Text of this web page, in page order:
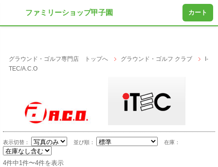
グラウンド・ゴルフ専門店 トップへ グラウンド・ゴルフ クラブ
I-
TEC/A.C.O
表示切替： 並び順： 在庫：
4件中1件〜4件を表示
ファミリーショップ甲子園 カート